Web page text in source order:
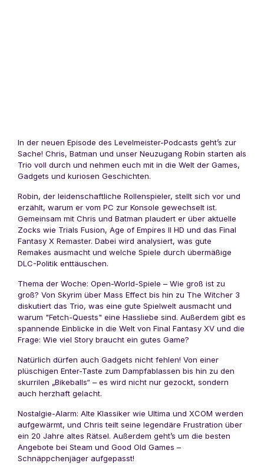
In der neuen Episode des Levelmeister-Podcasts geht’s zur
Sache! Chris, Batman und unser Neuzugang Robin starten als
Trio voll durch und nehmen euch mit in die Welt der Games,
Gadgets und kuriosen Geschichten.
Robin, der leidenschaftliche Rollenspieler, stellt sich vor und
erzählt, warum er vom PC zur Konsole gewechselt ist.
Gemeinsam mit Chris und Batman plaudert er über aktuelle
Zocks wie Trials Fusion, Age of Empires II HD und das Final
Fantasy X Remaster. Dabei wird analysiert, was gute
Remakes ausmacht und welche Spiele durch übermäßige
DLC-Politik enttäuschen.
Thema der Woche: Open-World-Spiele – Wie groß ist zu
groß? Von Skyrim über Mass Effect bis hin zu The Witcher 3
diskutiert das Trio, was eine gute Spielwelt ausmacht und
warum "Fetch-Quests" eine Hassliebe sind. Außerdem gibt es
spannende Einblicke in die Welt von Final Fantasy XV und die
Frage: Wie viel Story braucht ein gutes Game?
Natürlich dürfen auch Gadgets nicht fehlen! Von einer
plüschigen Enter-Taste zum Dampfablassen bis hin zu den
skurrilen „Bikeballs“ – es wird nicht nur gezockt, sondern
auch herzhaft gelacht.
Nostalgie-Alarm: Alte Klassiker wie Ultima und XCOM werden
aufgewärmt, und Chris teilt seine legendäre Frustration über
ein 20 Jahre altes Rätsel. Außerdem geht’s um die besten
Angebote bei Steam und Good Old Games –
Schnäppchenjäger aufgepasst!